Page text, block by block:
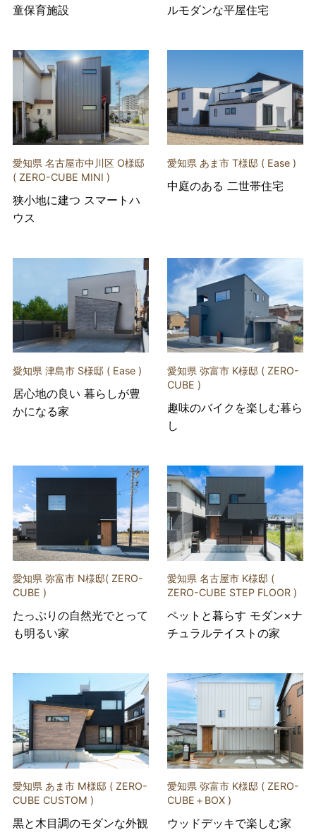
童保育施設
ルモダンな平屋住宅
愛知県 名古屋市中川区 O様邸
( ZERO-CUBE MINI )
狭小地に建つ スマートハ
ウス
愛知県 あま市 T様邸 ( Ease )
中庭のある 二世帯住宅
愛知県 津島市 S様邸 ( Ease )
居心地の良い 暮らしが豊
かになる家
愛知県 弥富市 K様邸 ( ZERO-
CUBE )
趣味のバイクを楽しむ暮ら
し
愛知県 弥富市 N様邸( ZERO-
CUBE )
たっぷりの自然光でとって
も明るい家
愛知県 名古屋市 K様邸 (
ZERO-CUBE STEP FLOOR )
ペットと暮らす モダン×ナ
チュラルテイストの家
愛知県 あま市 M様邸 ( ZERO-
CUBE CUSTOM )
黒と木目調のモダンな外観
愛知県 弥富市 K様邸 ( ZERO-
CUBE＋BOX )
ウッドデッキで楽しむ家